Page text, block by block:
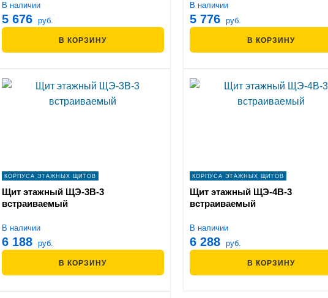
В наличии
5 676 руб.
В КОРЗИНУ
В наличии
5 776 руб.
В КОРЗИНУ
КОРПУСА ЭТАЖНЫХ ЩИТОВ
Щит этажный ЩЭ-3В-3
встраиваемый
В наличии
6 188 руб.
В КОРЗИНУ
КОРПУСА ЭТАЖНЫХ ЩИТОВ
Щит этажный ЩЭ-4В-3
встраиваемый
В наличии
6 288 руб.
В КОРЗИНУ